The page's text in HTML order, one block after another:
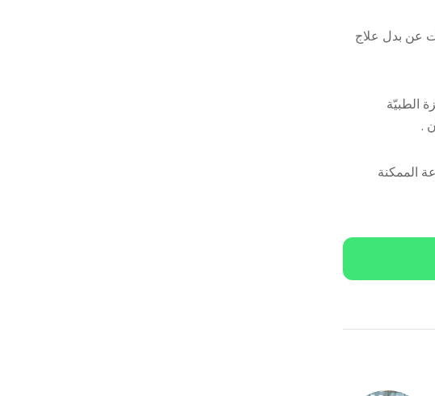
والأطباء كمستحقات عن بدل علاج
الطبيّة
.
الممكنة